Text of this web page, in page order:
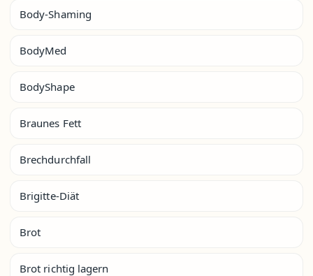
Body-Shaming
BodyMed
BodyShape
Braunes Fett
Brechdurchfall
Brigitte-Diät
Brot
Brot richtig lagern